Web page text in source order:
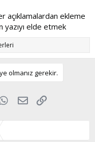
açıklamalardan ekleme
yazıyı elde etmek
olmanız gerekir.
WhatsApp
E-posta